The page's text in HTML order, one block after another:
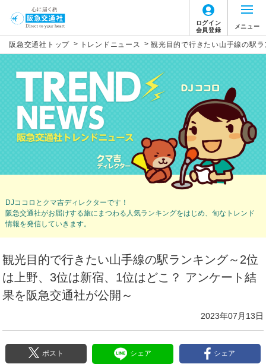
ログイン
会員登録
メニュー
阪急交通社トップ > トレンドニュース > 観光目的で行きたい山手線の駅
DJココロとクマ吉ディレクターです！
阪急交通社がお届けする旅にまつわる人気ランキングをはじめ、 旬なトレンド
情報を発信していきます。
観光目的で行きたい山手線の駅ランキング～2位
は上野、3位は新宿、1位はどこ？ アンケート結
果を阪急交通社が公開～
2023年07月13日
ポスト シェア
シェア